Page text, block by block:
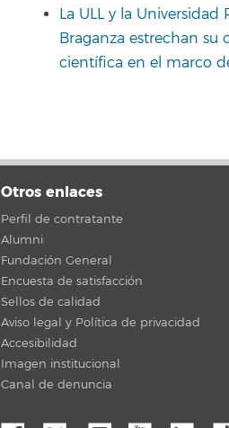
La ULL y la Universidad
Braganza estrechan su
científica en el marco
Otros enlaces
Perfil de contratante
Alumni
Fundación General
Encuesta de satisfacción
Sellos de calidad
Aviso legal y Política de privacidad
Accesibilidad
Imagen institucional
Canal de denuncia